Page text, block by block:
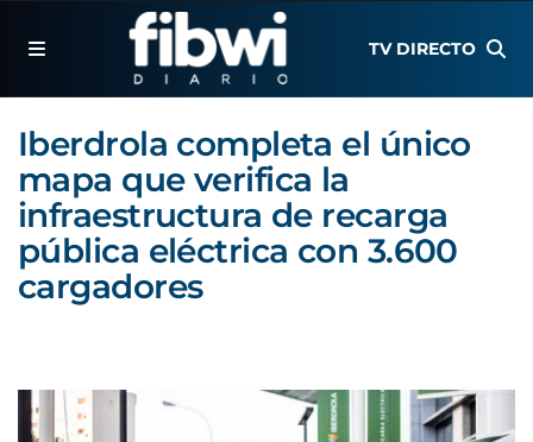
TV DIRECTO
Iberdrola completa el único
mapa que verifica la
infraestructura de recarga
pública eléctrica con 3.600
cargadores